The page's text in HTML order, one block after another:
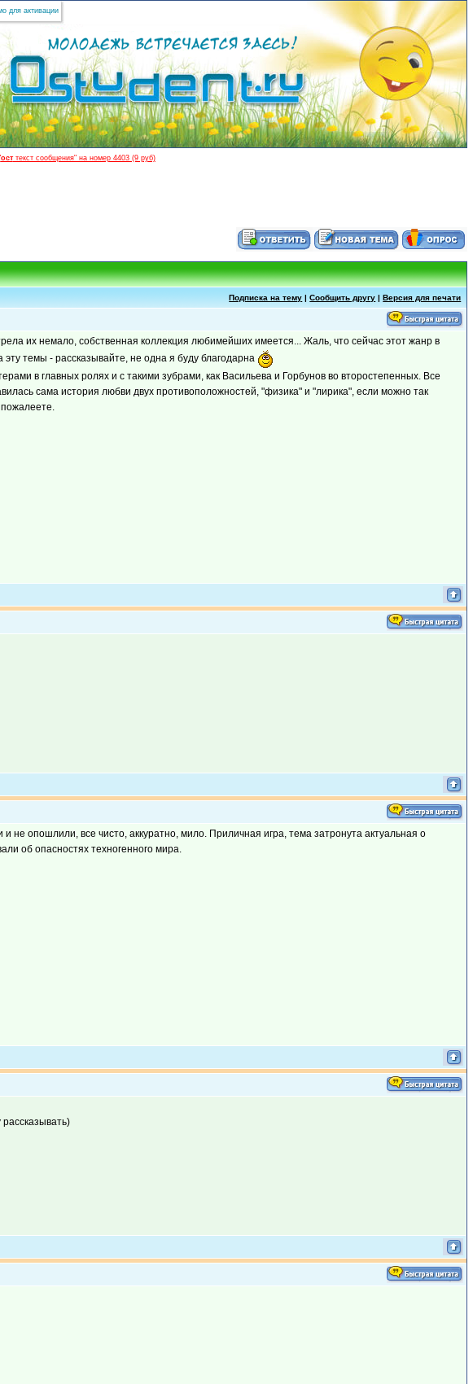
для активации
осттекст сообщения" на номер 4403 (9 руб)
Подписка на тему |Сообщить другу |Версия для печати
их немало, собственная коллекция любимейших имеется... Жаль, что сейчас этот жанр в
темы - рассказывайте, не одна я буду благодарна
в главных ролях и с такими зубрами, как Васильева и Горбунов во второстепенных. Все
сама история любви двух противоположностей, "физика" и "лирика", если можно так
опошлили, все чисто, аккуратно, мило. Приличная игра, тема затронута актуальная о
об опасностях техногенного мира.